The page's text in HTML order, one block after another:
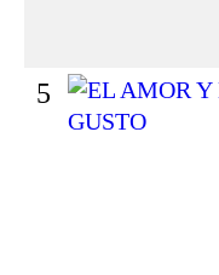
5